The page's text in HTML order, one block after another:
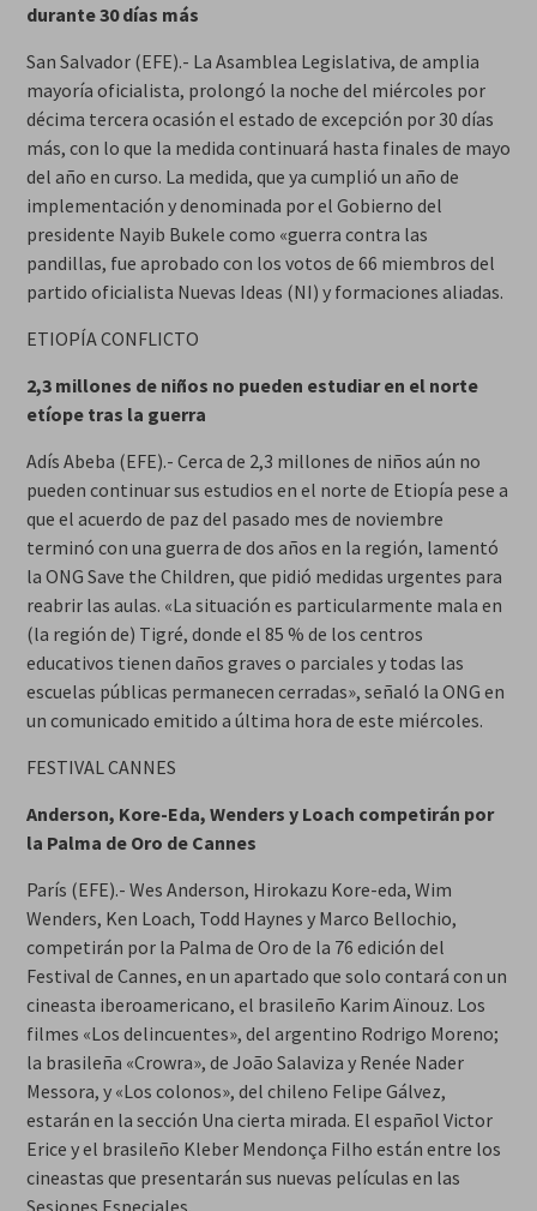
durante 30 días más
San Salvador (EFE).- La Asamblea Legislativa, de amplia
mayoría oficialista, prolongó la noche del miércoles por
décima tercera ocasión el estado de excepción por 30 días
más, con lo que la medida continuará hasta finales de mayo
del año en curso. La medida, que ya cumplió un año de
implementación y denominada por el Gobierno del
presidente Nayib Bukele como «guerra contra las
pandillas, fue aprobado con los votos de 66 miembros del
partido oficialista Nuevas Ideas (NI) y formaciones aliadas.
ETIOPÍA CONFLICTO
2,3 millones de niños no pueden estudiar en el norte
etíope tras la guerra
Adís Abeba (EFE).- Cerca de 2,3 millones de niños aún no
pueden continuar sus estudios en el norte de Etiopía pese a
que el acuerdo de paz del pasado mes de noviembre
terminó con una guerra de dos años en la región, lamentó
la ONG Save the Children, que pidió medidas urgentes para
reabrir las aulas. «La situación es particularmente mala en
(la región de) Tigré, donde el 85 % de los centros
educativos tienen daños graves o parciales y todas las
escuelas públicas permanecen cerradas», señaló la ONG en
un comunicado emitido a última hora de este miércoles.
FESTIVAL CANNES
Anderson, Kore-Eda, Wenders y Loach competirán por
la Palma de Oro de Cannes
París (EFE).- Wes Anderson, Hirokazu Kore-eda, Wim
Wenders, Ken Loach, Todd Haynes y Marco Bellochio,
competirán por la Palma de Oro de la 76 edición del
Festival de Cannes, en un apartado que solo contará con un
cineasta iberoamericano, el brasileño Karim Aïnouz. Los
filmes «Los delincuentes», del argentino Rodrigo Moreno;
la brasileña «Crowra», de João Salaviza y Renée Nader
Messora, y «Los colonos», del chileno Felipe Gálvez,
estarán en la sección Una cierta mirada. El español Victor
Erice y el brasileño Kleber Mendonça Filho están entre los
cineastas que presentarán sus nuevas películas en las